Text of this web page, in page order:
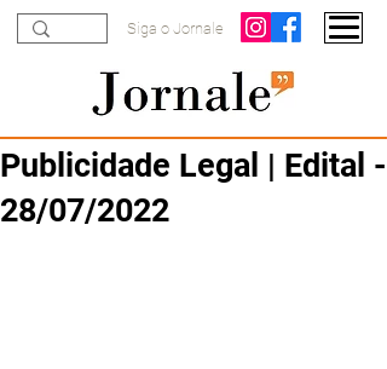
Siga o Jornale
Publicidade Legal | Edital -
28/07/2022